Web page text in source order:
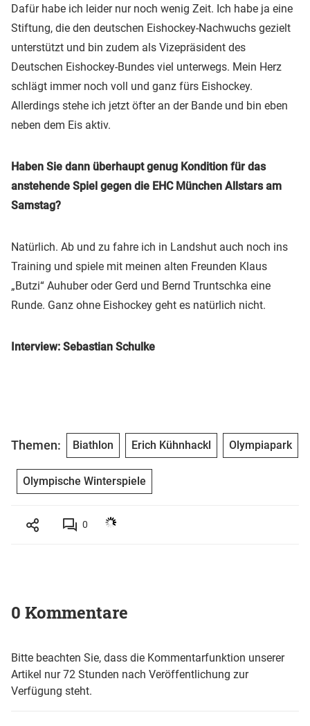
Dafür habe ich leider nur noch wenig Zeit. Ich habe ja eine
Stiftung, die den deutschen Eishockey-Nachwuchs gezielt
unterstützt und bin zudem als Vizepräsident des
Deutschen Eishockey-Bundes viel unterwegs. Mein Herz
schlägt immer noch voll und ganz fürs Eishockey.
Allerdings stehe ich jetzt öfter an der Bande und bin eben
neben dem Eis aktiv.
Haben Sie dann überhaupt genug Kondition für das
anstehende Spiel gegen die EHC München Allstars am
Samstag?
Natürlich. Ab und zu fahre ich in Landshut auch noch ins
Training und spiele mit meinen alten Freunden Klaus
„Butzi“ Auhuber oder Gerd und Bernd Truntschka eine
Runde. Ganz ohne Eishockey geht es natürlich nicht.
Interview: Sebastian Schulke
Themen: Biathlon Erich Kühnhackl Olympiapark
Olympische Winterspiele
0
0 Kommentare
Bitte beachten Sie, dass die Kommentarfunktion unserer
Artikel nur 72 Stunden nach Veröffentlichung zur
Verfügung steht.